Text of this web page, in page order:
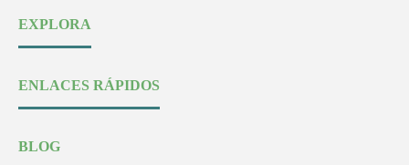
EXPLORA
ENLACES RÁPIDOS
BLOG